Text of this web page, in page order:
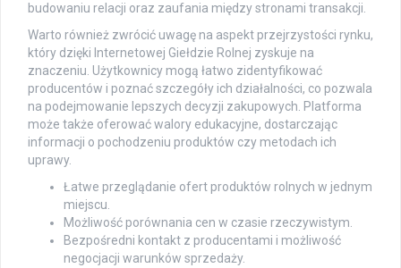
budowaniu relacji oraz zaufania między stronami transakcji.
Warto również zwrócić uwagę na aspekt przejrzystości rynku,
który dzięki Internetowej Giełdzie Rolnej zyskuje na
znaczeniu. Użytkownicy mogą łatwo zidentyfikować
producentów i poznać szczegóły ich działalności, co pozwala
na podejmowanie lepszych decyzji zakupowych. Platforma
może także oferować walory edukacyjne, dostarczając
informacji o pochodzeniu produktów czy metodach ich
uprawy.
Łatwe przeglądanie ofert produktów rolnych w jednym
miejscu.
Możliwość porównania cen w czasie rzeczywistym.
Bezpośredni kontakt z producentami i możliwość
negocjacji warunków sprzedaży.